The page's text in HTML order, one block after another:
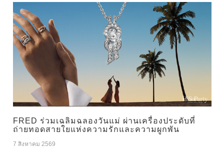
FRED ร่วมเฉลิมฉลองวันแม่ ผ่านเครื่องประดับที่
ถ่ายทอดสายใยแห่งความรักและความผูกพัน
7 สิงหาคม 2569